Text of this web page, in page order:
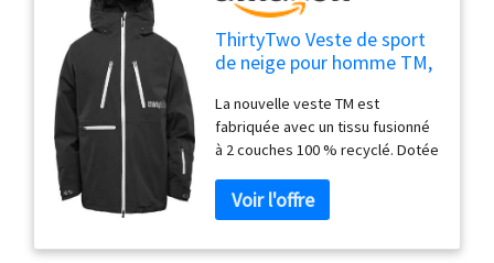
ThirtyTwo Veste de sport
de neige pour homme TM,
La nouvelle veste TM est
fabriquée avec un tissu fusionné
à 2 couches 100 % recyclé. Dotée
Reactor Mesh Thermo
Responsive et de panneaux